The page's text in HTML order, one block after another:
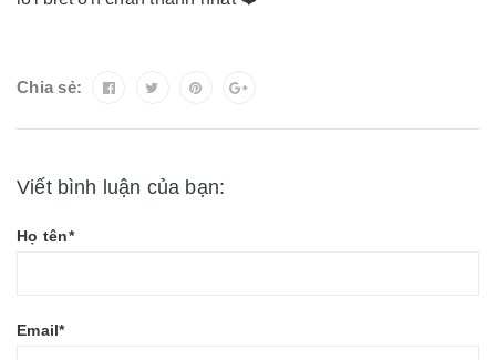
Chia sẻ:
Viết bình luận của bạn:
Họ tên*
Email*